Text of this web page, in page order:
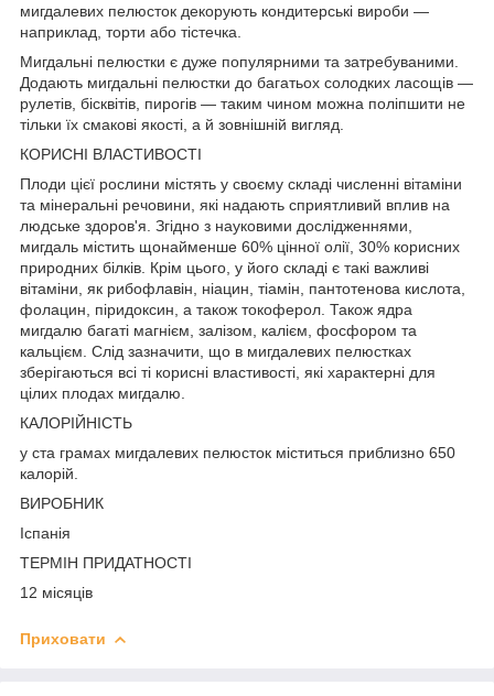
мигдалевих пелюсток декорують кондитерські вироби —
наприклад, торти або тістечка.
Мигдальні пелюстки є дуже популярними та затребуваними.
Додають мигдальні пелюстки до багатьох солодких ласощів —
рулетів, бісквітів, пирогів — таким чином можна поліпшити не
тільки їх смакові якості, а й зовнішній вигляд.
КОРИСНІ ВЛАСТИВОСТІ
Плоди цієї рослини містять у своєму складі численні вітаміни
та мінеральні речовини, які надають сприятливий вплив на
людське здоров'я. Згідно з науковими дослідженнями,
мигдаль містить щонайменше 60% цінної олії, 30% корисних
природних білків. Крім цього, у його складі є такі важливі
вітаміни, як рибофлавін, ніацин, тіамін, пантотенова кислота,
фолацин, піридоксин, а також токоферол. Також ядра
мигдалю багаті магнієм, залізом, калієм, фосфором та
кальцієм. Слід зазначити, що в мигдалевих пелюстках
зберігаються всі ті корисні властивості, які характерні для
цілих плодах мигдалю.
КАЛОРІЙНІСТЬ
у ста грамах мигдалевих пелюсток міститься приблизно 650
калорій.
ВИРОБНИК
Іспанія
ТЕРМІН ПРИДАТНОСТІ
12 місяців
Приховати